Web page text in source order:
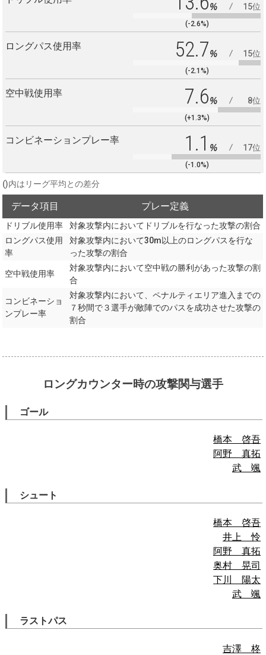
% 15位
(-2.6%)
ロングパス使用率 52.7% 15位
(-2.1%)
空中戦使用率 7.6% 8位
(+1.3%)
コンビネーションプレー率 1.1 % 17位
(-1.0%)
()内はリーグ平均との差分
データ項目 プレー定義
ドリブル使用率
対象攻撃内においてドリブルを行なった攻撃の割合
ロングパス使用
率
対象攻撃内において30m以上のロングパスを行な
った攻撃の割合
空中戦使用率
対象攻撃内において空中戦の勝利があった攻撃の割
合
コンビネーショ
ンプレー率
対象攻撃内において、ペナルティエリア進入までの
７秒間で３選手が敵陣でのパスを成功させた攻撃の
割合
ロングカウンター時の攻撃関与選手
ゴール
橋本 啓吾
阿野 真拓
武 颯
シュート
橋本 啓吾
井上 怜
阿野 真拓
奥村 晃司
下川 陽太
武 颯
ラストパス
吉澤 柊